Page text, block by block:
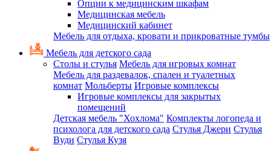
Опции к медицинским шкафам
Медицинская мебель
Медицинский кабинет
Мебель для отдыха, кровати и прикроватные тумбы
Мебель для детского сада
Столы и стулья Мебель для игровых комнат
Мебель для раздевалок, спален и туалетных
комнат Мольберты Игровые комплексы
Игровые комплексы для закрытых
помещений
Детская мебель "Хохлома" Комплекты логопеда и
психолога для детского сада Стулья Джери Стулья
Вуди Стулья Кузя